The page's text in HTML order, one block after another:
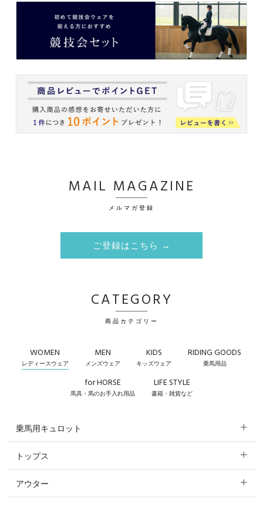
MAIL MAGAZINE
メルマガ登録
ご登録はこちら →
CATEGORY
商品カテゴリー
WOMEN
レディースウェア
MEN
メンズウェア
KIDS
キッズウェア
RIDING GOODS
乗馬用品
for HORSE
馬具・馬のお手入れ用品
LIFE STYLE
書籍・雑貨など
乗馬用キュロット
すべてのキュロット
フルグリップ・尻革 キュロット
トップス
すべてのトップス
アウター